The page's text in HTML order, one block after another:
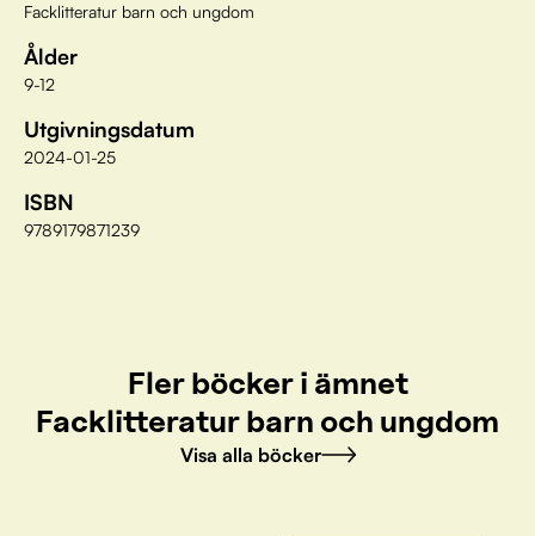
Facklitteratur barn och ungdom
Ålder
9-12
Utgivningsdatum
2024-01-25
ISBN
9789179871239
Fler böcker i ämnet
Facklitteratur barn och ungdom
Visa alla böcker